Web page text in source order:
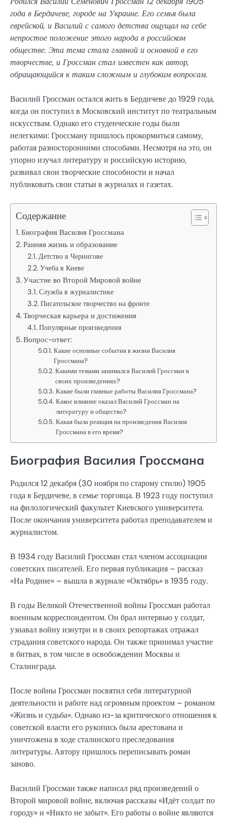
года в Бердичеве, городе на Украине. Его семья была
еврейской, и Василий с самого детства ощущал на себе
непростое положение этого народа в российском
обществе. Эта тема стала главной и основной в его
творчестве, и Гроссман стал известен как автор,
обращающийся к таким сложным и глубоким вопросам.
Василий Гроссман остался жить в Бердичеве до 1929 года,
когда он поступил в Московский институт по театральным
искусствам. Однако его студенческие годы были
нелегкими: Гроссману пришлось прокормиться самому,
работая разносторонними способами. Несмотря на это, он
упорно изучал литературу и российскую историю,
развивал свои творческие способности и начал
публиковать свои статьи в журналах и газетах.
Содержание
Биография Василия Гроссмана
Ранняя жизнь и образование
Детство в Чернигове
Учеба в Киеве
Участие во Второй Мировой войне
Служба в журналистике
Писательское творчество на фронте
Творческая карьера и достижения
Популярные произведения
Вопрос-ответ:
Какие основные события в жизни Василия
Гроссмана?
Какими темами занимался Василий Гроссман в
своих произведениях?
Какие были главные работы Василия Гроссмана?
Какое влияние оказал Василий Гроссман на
литературу и общество?
Какая была реакция на произведения Василия
Гроссмана в его время?
Биография Василия Гроссмана
Родился 12 декабря (30 ноября по старому стилю) 1905
года в Бердичеве, в семье торговца. В 1923 году поступил
на филологический факультет Киевского университета.
После окончания университета работал преподавателем и
журналистом.
В 1934 году Василий Гроссман стал членом ассоциации
советских писателей. Его первая публикация – рассказ
«На Родине» – вышла в журнале «Октябрь» в 1935 году.
В годы Великой Отечественной войны Гроссман работал
военным корреспондентом. Он брал интервью у солдат,
узнавал войну изнутри и в своих репортажах отражал
страдания советского народа. Он также принимал участие
в битвах, в том числе в освобождении Москвы и
Сталинграда.
После войны Гроссман посвятил себя литературной
деятельности и работе над огромным проектом – романом
«Жизнь и судьба». Однако из-за критического отношения к
советской власти его рукопись была арестована и
уничтожена в ходе сталинского преследования
литературы. Автору пришлось переписывать роман
заново.
Василий Гроссман также написал ряд произведений о
Второй мировой войне, включая рассказы «Идёт солдат по
городу» и «Никто не забыт». Его работы о войне являются